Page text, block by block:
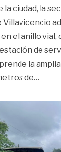
la ciudad, la
el anillo vial,
de
la
de…